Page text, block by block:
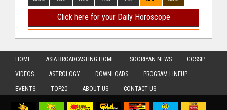
HOME ASIA BROADCASTING HOME SOORIYAN NEWS GOSSIP
VIDEOS ASTROLOGY DOWNLOADS PROGRAM LINEUP
EVENTS TOP20 ABOUT US CONTACT US